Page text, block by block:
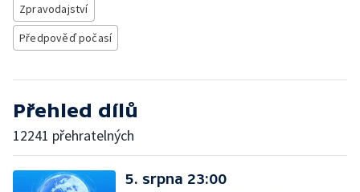
Zpravodajství
Předpověď počasí
Přehled dílů
12241 přehratelných
5. srpna 23:00